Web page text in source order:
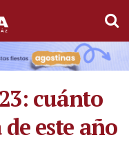
cuánto
este año